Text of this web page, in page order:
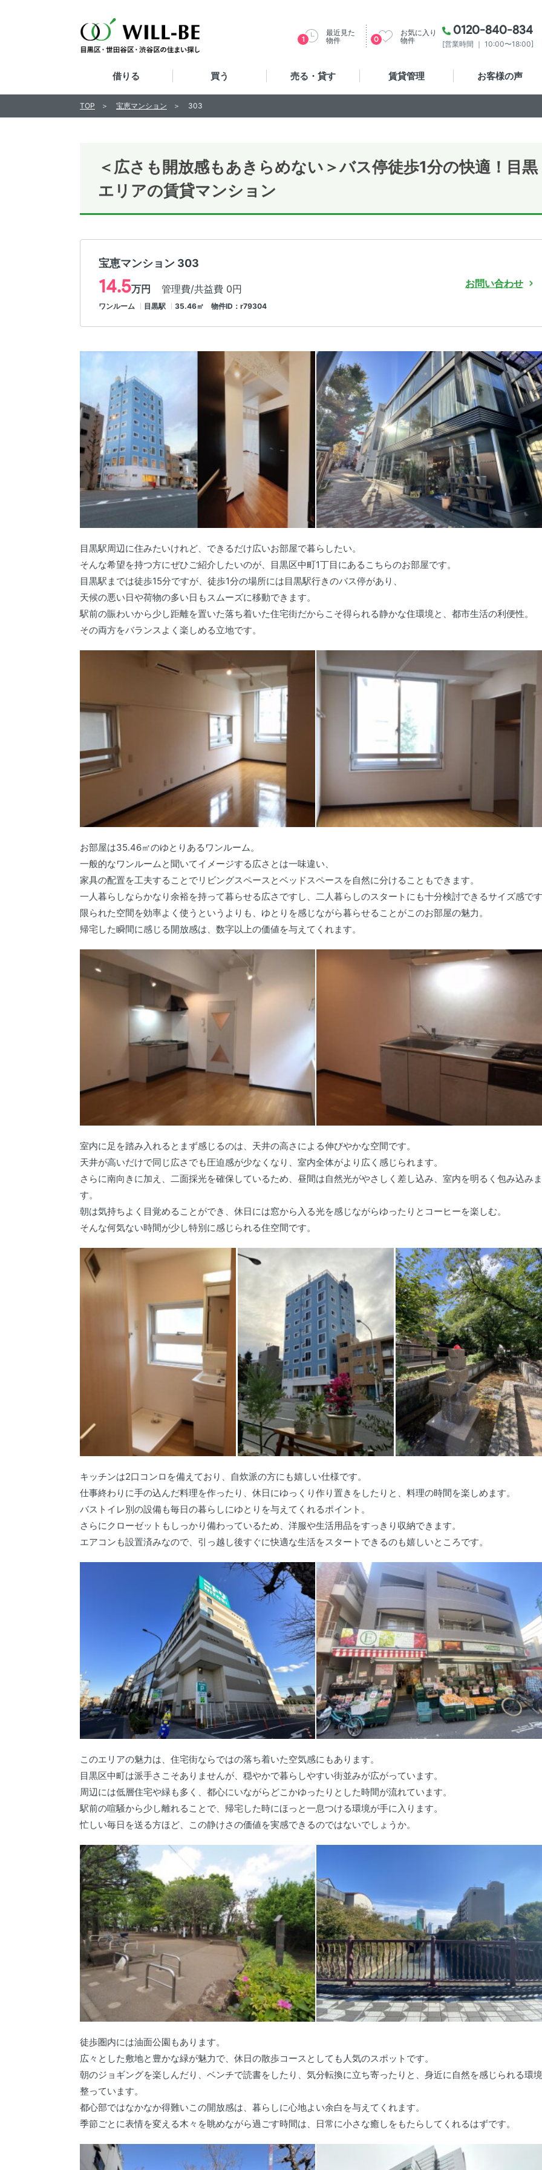
0120-840-834
[営業時間 ｜ 10:00〜18:00]
最近見た
物件
1
お気に入り
物件
0
借りる 買う 売る・貸す 賃貸管理 お客様の声
＜広さも開放感もあきらめない＞バス停徒歩1分の快適！目黒
エリアの賃貸マンション
宝恵マンション 303
14.5万円 管理費/共益費 0円
ワンルーム 目黒駅 35.46㎡ 物件ID：r79304
お問い合わせ
目黒駅周辺に住みたいけれど、できるだけ広いお部屋で暮らしたい。
そんな希望を持つ方にぜひご紹介したいのが、目黒区中町1丁目にあるこちらのお部屋です。
目黒駅までは徒歩15分ですが、徒歩1分の場所には目黒駅行きのバス停があり、
天候の悪い日や荷物の多い日もスムーズに移動できます。
駅前の賑わいから少し距離を置いた落ち着いた住宅街だからこそ得られる静かな住環境と、都市生活の利便性。
その両方をバランスよく楽しめる立地です。
お部屋は35.46㎡のゆとりあるワンルーム。
一般的なワンルームと聞いてイメージする広さとは一味違い、
家具の配置を工夫することでリビングスペースとベッドスペースを自然に分けることもできます。
一人暮らしならかなり余裕を持って暮らせる広さですし、二人暮らしのスタートにも十分検討できるサイズ感で
限られた空間を効率よく使うというよりも、ゆとりを感じながら暮らせることがこのお部屋の魅力。
帰宅した瞬間に感じる開放感は、数字以上の価値を与えてくれます。
室内に足を踏み入れるとまず感じるのは、天井の高さによる伸びやかな空間です。
天井が高いだけで同じ広さでも圧迫感が少なくなり、室内全体がより広く感じられます。
さらに南向きに加え、二面採光を確保しているため、昼間は自然光がやさしく差し込み、室内を明るく包み込みま
す。
朝は気持ちよく目覚めることができ、休日には窓から入る光を感じながらゆったりとコーヒーを楽しむ。
そんな何気ない時間が少し特別に感じられる住空間です。
キッチンは2口コンロを備えており、自炊派の方にも嬉しい仕様です。
仕事終わりに手の込んだ料理を作ったり、休日にゆっくり作り置きをしたりと、料理の時間を楽しめます。
バストイレ別の設備も毎日の暮らしにゆとりを与えてくれるポイント。
さらにクローゼットもしっかり備わっているため、洋服や生活用品をすっきり収納できます。
エアコンも設置済みなので、引っ越し後すぐに快適な生活をスタートできるのも嬉しいところです。
このエリアの魅力は、住宅街ならではの落ち着いた空気感にもあります。
目黒区中町は派手さこそありませんが、穏やかで暮らしやすい街並みが広がっています。
周辺には低層住宅や緑も多く、都心にいながらどこかゆったりとした時間が流れています。
駅前の喧騒から少し離れることで、帰宅した時にほっと一息つける環境が手に入ります。
忙しい毎日を送る方ほど、この静けさの価値を実感できるのではないでしょうか。
徒歩圏内には油面公園もあります。
広々とした敷地と豊かな緑が魅力で、休日の散歩コースとしても人気のスポットです。
朝のジョギングを楽しんだり、ベンチで読書をしたり、気分転換に立ち寄ったりと、身近に自然を感じられる環
整っています。
都心部ではなかなか得難いこの開放感は、暮らしに心地よい余白を与えてくれます。
季節ごとに表情を変える木々を眺めながら過ごす時間は、日常に小さな癒しをもたらしてくれるはずです。
TOP 宝恵マンション 303